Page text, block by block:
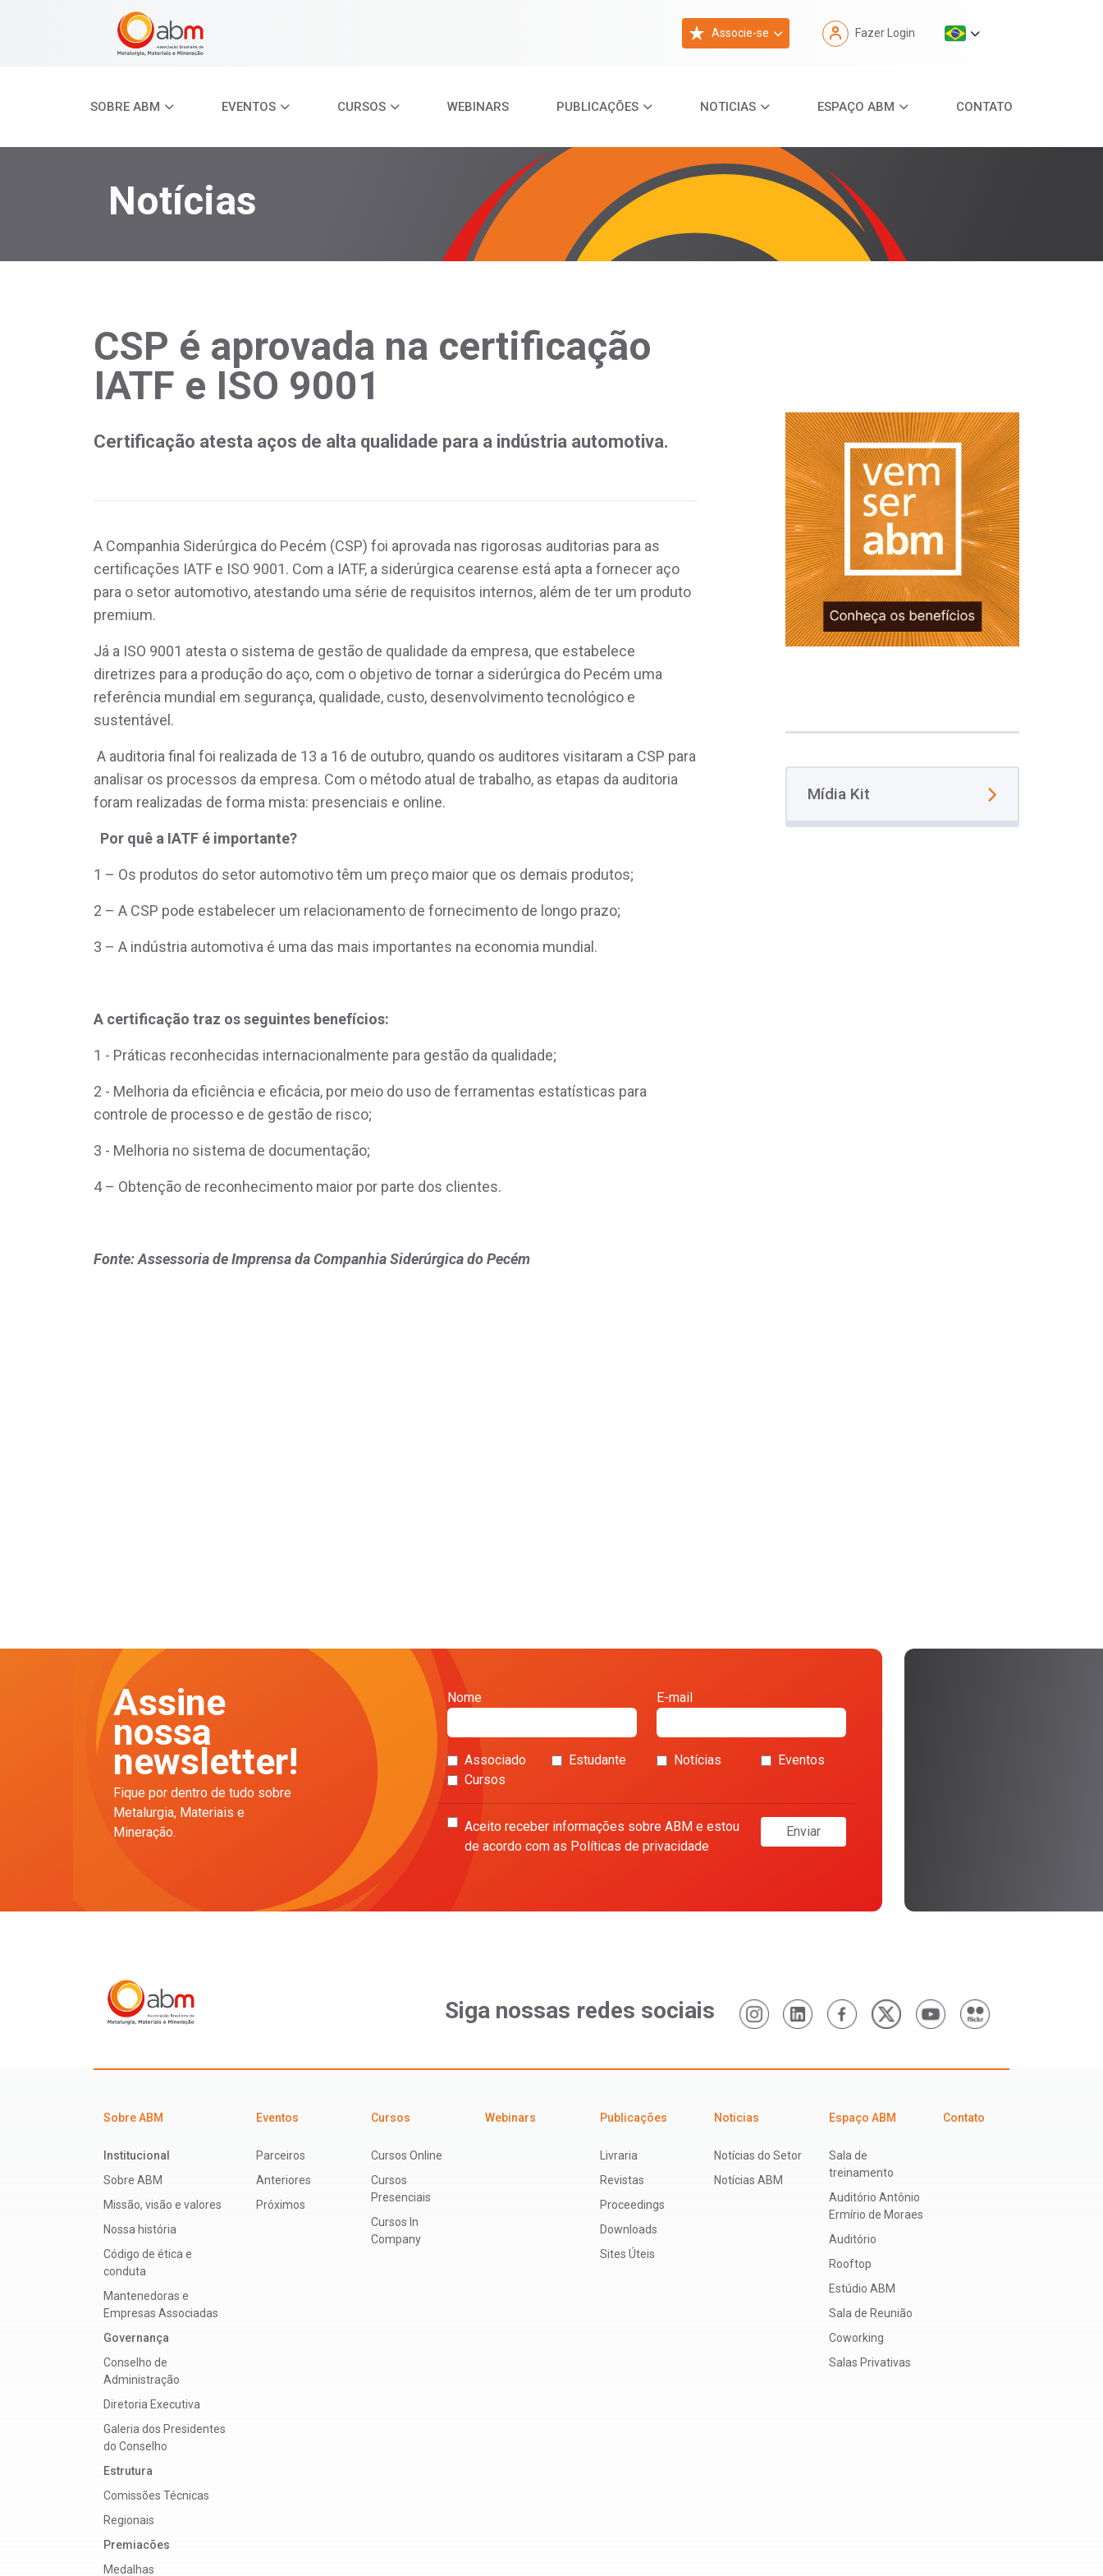
Associe-se Fazer Login
SOBRE ABM EVENTOS CURSOS WEBINARS PUBLICAÇÕES NOTICIAS ESPAÇO ABM CONTATO
Notícias
CSP é aprovada na certificação
IATF e ISO 9001
Certificação atesta aços de alta qualidade para a indústria automotiva.
A Companhia Siderúrgica do Pecém (CSP) foi aprovada nas rigorosas auditorias para as
certificações IATF e ISO 9001. Com a IATF, a siderúrgica cearense está apta a fornecer aço
para o setor automotivo, atestando uma série de requisitos internos, além de ter um produto
premium.
Já a ISO 9001 atesta o sistema de gestão de qualidade da empresa, que estabelece
diretrizes para a produção do aço, com o objetivo de tornar a siderúrgica do Pecém uma
referência mundial em segurança, qualidade, custo, desenvolvimento tecnológico e
sustentável.
A auditoria final foi realizada de 13 a 16 de outubro, quando os auditores visitaram a CSP para
analisar os processos da empresa. Com o método atual de trabalho, as etapas da auditoria
foram realizadas de forma mista: presenciais e online.
Por quê a IATF é importante?
1 – Os produtos do setor automotivo têm um preço maior que os demais produtos;
2 – A CSP pode estabelecer um relacionamento de fornecimento de longo prazo;
3 – A indústria automotiva é uma das mais importantes na economia mundial.
A certificação traz os seguintes benefícios:
1 - Práticas reconhecidas internacionalmente para gestão da qualidade;
2 - Melhoria da eficiência e eficácia, por meio do uso de ferramentas estatísticas para
controle de processo e de gestão de risco;
3 - Melhoria no sistema de documentação;
4 – Obtenção de reconhecimento maior por parte dos clientes.
Fonte: Assessoria de Imprensa da Companhia Siderúrgica do Pecém
Mídia Kit
Assine
nossa
newsletter!
Fique por dentro de tudo sobre
Metalurgia, Materiais e
Mineração.
Nome E-mail
Associado Estudante Notícias
Eventos
Cursos
Aceito receber informações sobre ABM e estou
de acordo com as Políticas de privacidade
Enviar
Siga nossas redes sociais
Sobre ABM
Institucional
Sobre ABM
Missão, visão e valores
Nossa história
Código de ética e
conduta
Mantenedoras e
Empresas Associadas
Governança
Conselho de
Administração
Diretoria Executiva
Galeria dos Presidentes
do Conselho
Estrutura
Comissões Técnicas
Regionais
Premiacões
Medalhas
Eventos
Parceiros
Anteriores
Próximos
Cursos
Cursos Online
Cursos
Presenciais
Cursos In
Company
Webinars Publicações
Livraria
Revistas
Proceedings
Downloads
Sites Úteis
Noticias
Notícias do Setor
Notícias ABM
Espaço ABM
Sala de
treinamento
Auditório Antônio
Ermírio de Moraes
Auditório
Rooftop
Estúdio ABM
Sala de Reunião
Coworking
Salas Privativas
Contato